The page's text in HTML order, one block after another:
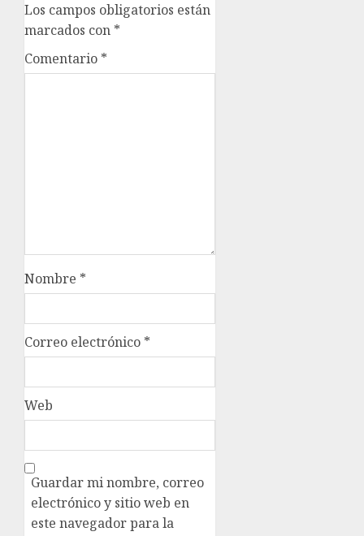
Los campos obligatorios están
marcados con *
Comentario *
Nombre *
Correo electrónico *
Web
Guardar mi nombre, correo
electrónico y sitio web en
este navegador para la